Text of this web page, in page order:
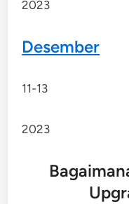
2023
Desember
11-13
2023